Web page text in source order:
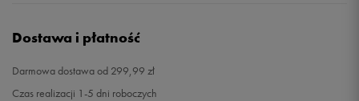
Dostawa i płatność
Darmowa dostawa od 299,99 zł
Czas realizacji 1-5 dni roboczych